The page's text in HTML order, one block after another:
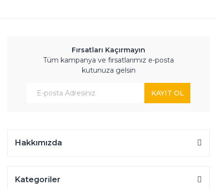
Fırsatları Kaçırmayın
Tüm kampanya ve fırsatlarımız e-posta
kutunuza gelsin
KAYIT OL
Hakkımızda
Kategoriler